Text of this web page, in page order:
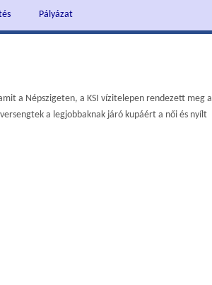
Pályázat
a Népszigeten, a KSI vízitelepen rendezett meg a
a legjobbaknak járó kupáért a női és nyílt